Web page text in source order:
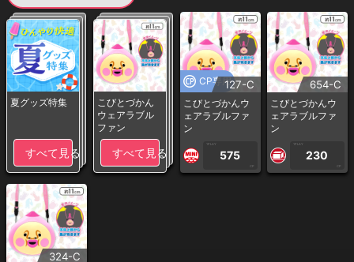
夏グッズ特集
すべて見る
こびとづかん
ウェアラブル
ファン
すべて見る
CP専用127-C
こびとづかんウ
ェアラブルファ
ン
1PLAY
575
CP
654-C
こびとづかんウ
ェアラブルファ
ン
1PLAY
230
CP
324-C